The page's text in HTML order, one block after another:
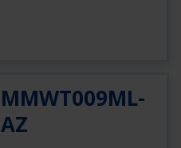
MMWT009ML-
AZ